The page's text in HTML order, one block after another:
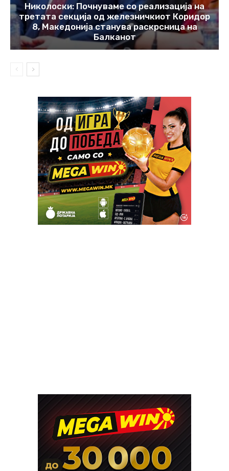
Николоски: Почнуваме со реализација на
третата секција од железничкиот Коридор
8, Македонија станува раскрсница на
Балканот